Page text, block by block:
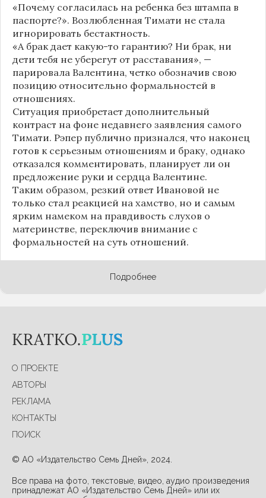
«Почему согласилась на ребенка без штампа в
паспорте?». Возлюбленная Тимати не стала
игнорировать бестактность.
«А брак дает какую-то гарантию? Ни брак, ни
дети тебя не уберегут от расставания», —
парировала Валентина, четко обозначив свою
позицию относительно формальностей в
отношениях.
Ситуация приобретает дополнительный
контраст на фоне недавнего заявления самого
Тимати. Рэпер публично признался, что наконец
готов к серьезным отношениям и браку, однако
отказался комментировать, планирует ли он
предложение руки и сердца Валентине.
Таким образом, резкий ответ Ивановой не
только стал реакцией на хамство, но и самым
ярким намеком на правдивость слухов о
материнстве, переключив внимание с
формальностей на суть отношений.
Подробнее
О ПРОЕКТЕ
АВТОРЫ
РЕКЛАМА
КОНТАКТЫ
ПОИСК
© АО «Издательство Семь Дней», 2024.
Все права на фото, текстовые, видео, аудио произведения
принадлежат АО «Издательство Семь Дней» или их